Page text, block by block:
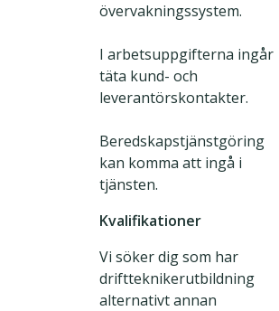
övervakningssystem.
I arbetsuppgifterna ingår
täta kund- och
leverantörskontakter.
Beredskapstjänstgöring
kan komma att ingå i
tjänsten.
Kvalifikationer
Vi söker dig som har
driftteknikerutbildning
alternativt annan